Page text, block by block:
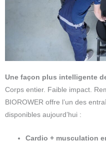
Une façon plus intelligente
Corps entier. Faible impact.
BIOROWER offre l’un des
disponibles aujourd’hui :
Cardio + musculation